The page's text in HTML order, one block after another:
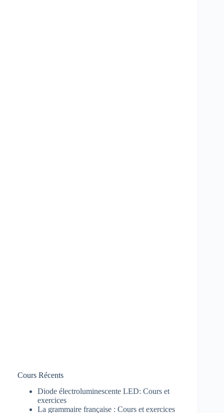
Cours Récents
Diode électroluminescente LED: Cours et
exercices
La grammaire française : Cours et exercices